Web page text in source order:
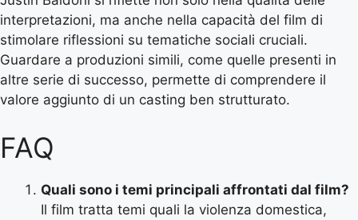
interpretazioni, ma anche nella capacità del film di
stimolare riflessioni su tematiche sociali cruciali.
Guardare a produzioni simili, come quelle presenti in
altre serie di successo, permette di comprendere il
valore aggiunto di un casting ben strutturato.
FAQ
Quali sono i temi principali affrontati dal film?
Il film tratta temi quali la violenza domestica,